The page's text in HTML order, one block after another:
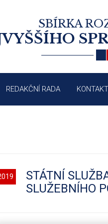
SBÍRKA
REDAKČNÍ RADA KONTAKT
STÁTNÍ
SLUŽEBNÍHO